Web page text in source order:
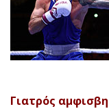
Γιατρός